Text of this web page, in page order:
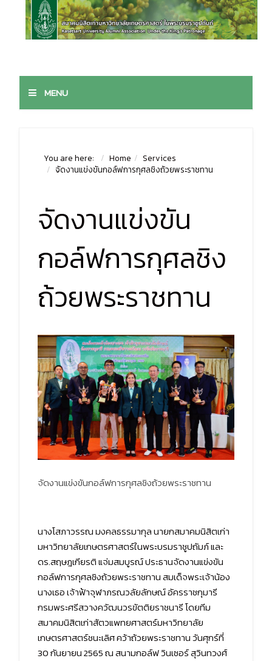
MENU
You are here: Home
Services
จัดงานแข่งขันกอล์ฟการกุศลชิงถ้วยพระราชทาน
จัดงานแข่งขัน
กอล์ฟการกุศลชิง
ถ้วยพระราชทาน
จัดงานแข่งขันกอล์ฟการกุศลชิงถ้วยพระราชทาน
นางโสภาวรรณ มงคลธรรมากุล นายกสมาคมนิสิตเก่า
มหาวิทยาลัยเกษตรศาสตร์ในพระบรมราชูปถัมภ์ และ
ดร.สฤษฎเกียรติ แจ่มสมบูรณ์ ประธานจัดงานแข่งขัน
กอล์ฟการกุศลชิงถ้วยพระราชทาน สมเด็จพระเจ้าน้อง
นางเธอ เจ้าฟ้าจุฬาภรณวลัยลักษณ์ อัครราชกุมารี
กรมพระศรีสวางควัฒนวรขัตติยราชนารี โดยทีม
สมาคมนิสิตเก่าสัตวแพทยศาสตร์มหาวิทยาลัย
เกษตรศาสตร์ชนะเลิศ คว้าถ้วยพระราชทาน วันศุกร์ที่
30 กันยายน 2565 ณ สนามกอล์ฟ วินเซอร์ สุวินทวงศ์